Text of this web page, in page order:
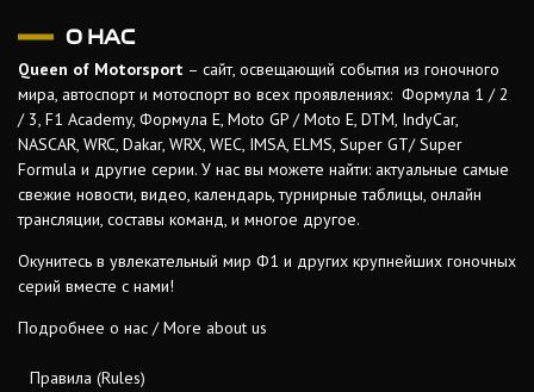
О НАС
Queen of Motorsport – сайт, освещающий события из гоночного
мира, автоспорт и мотоспорт во всех проявлениях: Формула 1 / 2
/ 3, F1 Academy, Формула Е, Moto GP / Moto E, DTM, IndyCar,
NASCAR, WRC, Dakar, WRX, WEC, IMSA, ELMS, Super GT/ Super
Formula и другие серии. У нас вы можете найти: актуальные самые
свежие новости, видео, календарь, турнирные таблицы, онлайн
трансляции, составы команд, и многое другое.
Окунитесь в увлекательный мир Ф1 и других крупнейших гоночных
серий вместе с нами!
Подробнее о нас / More about us
Правила (Rules)